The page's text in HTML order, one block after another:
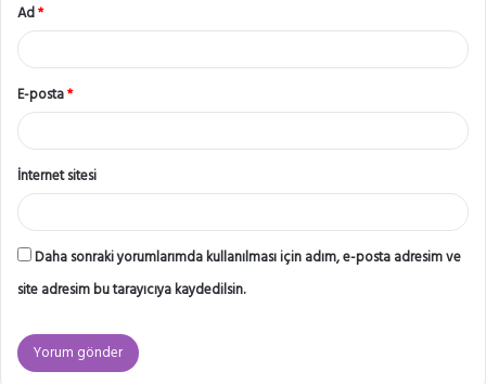
Ad*
E-posta*
İnternet sitesi
Daha sonraki yorumlarımda kullanılması için adım, e-posta adresim ve
site adresim bu tarayıcıya kaydedilsin.